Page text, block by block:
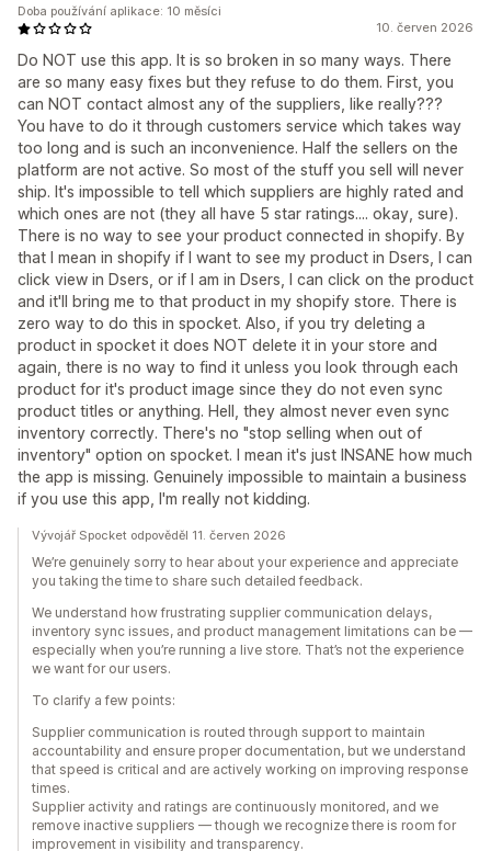
10. červen 2026
Do NOT use this app. It is so broken in so many ways. There
are so many easy fixes but they refuse to do them. First, you
can NOT contact almost any of the suppliers, like really???
You have to do it through customers service which takes way
too long and is such an inconvenience. Half the sellers on the
platform are not active. So most of the stuff you sell will never
ship. It's impossible to tell which suppliers are highly rated and
which ones are not (they all have 5 star ratings.... okay, sure).
There is no way to see your product connected in shopify. By
that I mean in shopify if I want to see my product in Dsers, I can
click view in Dsers, or if I am in Dsers, I can click on the product
and it'll bring me to that product in my shopify store. There is
zero way to do this in spocket. Also, if you try deleting a
product in spocket it does NOT delete it in your store and
again, there is no way to find it unless you look through each
product for it's product image since they do not even sync
product titles or anything. Hell, they almost never even sync
inventory correctly. There's no "stop selling when out of
inventory" option on spocket. I mean it's just INSANE how much
the app is missing. Genuinely impossible to maintain a business
if you use this app, I'm really not kidding.
Doba používání aplikace: 10 měsíci
Vývojář Spocket odpověděl 11. červen 2026
We’re genuinely sorry to hear about your experience and appreciate
you taking the time to share such detailed feedback.
We understand how frustrating supplier communication delays,
inventory sync issues, and product management limitations can be —
especially when you’re running a live store. That’s not the experience
we want for our users.
To clarify a few points:
Supplier communication is routed through support to maintain
accountability and ensure proper documentation, but we understand
that speed is critical and are actively working on improving response
times.
Supplier activity and ratings are continuously monitored, and we
remove inactive suppliers — though we recognize there is room for
improvement in visibility and transparency.